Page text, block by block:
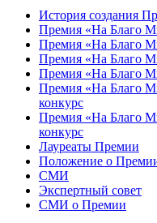
История создания
Премия «На Благо
Премия «На Благо
Премия «На Благо
Премия «На Благо
Премия «На Благо
конкурс
Премия «На Благо
конкурс
Лауреаты Премии
Положение о
СМИ
Экспертный совет
СМИ о Премии